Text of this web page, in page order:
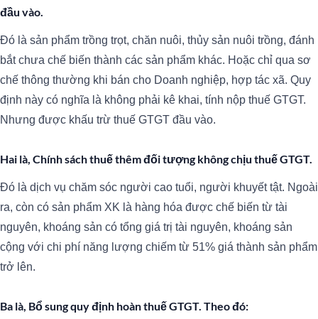
đầu vào.
Đó là sản phẩm trồng trọt, chăn nuôi, thủy sản nuôi trồng, đánh
bắt chưa chế biến thành các sản phẩm khác. Hoặc chỉ qua sơ
chế thông thường khi bán cho Doanh nghiệp, hợp tác xã. Quy
định này có nghĩa là không phải kê khai, tính nộp thuế GTGT.
Nhưng được khấu trừ thuế GTGT đầu vào.
Hai là, Chính sách thuế thêm đối tượng không chịu thuế GTGT.
Đó là dịch vụ chăm sóc người cao tuổi, người khuyết tật. Ngoài
ra, còn có sản phẩm XK là hàng hóa được chế biến từ tài
nguyên, khoáng sản có tổng giá trị tài nguyên, khoáng sản
cộng với chi phí năng lượng chiếm từ 51% giá thành sản phẩm
trở lên.
Ba là, Bổ sung quy định hoàn thuế GTGT. Theo đó: